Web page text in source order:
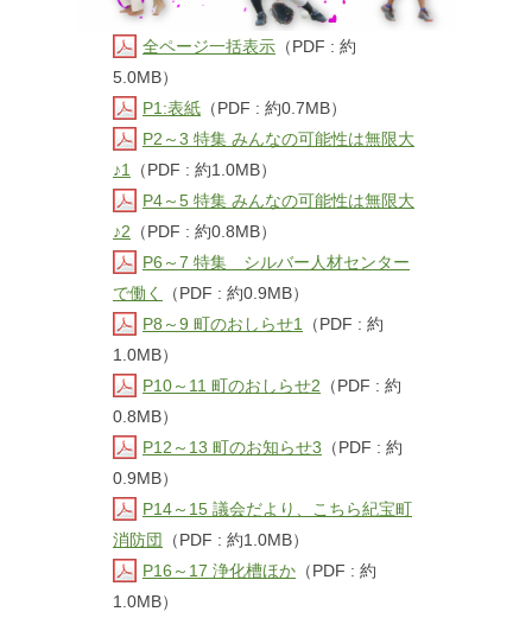
全ページ一括表示 （PDF : 約
5.0MB）
P1:表紙 （PDF : 約0.7MB）
P2～3 特集 みんなの可能性は無限大
♪1 （PDF : 約1.0MB）
P4～5 特集 みんなの可能性は無限大
♪2 （PDF : 約0.8MB）
P6～7 特集 シルバー人材センター
で働く
（PDF : 約0.9MB）
P8～9 町のおしらせ1 （PDF : 約
1.0MB）
P10～11 町のおしらせ2 （PDF : 約
0.8MB）
P12～13 町のお知らせ3 （PDF : 約
0.9MB）
P14～15 議会だより、こちら紀宝町
消防団
（PDF : 約1.0MB）
P16～17 浄化槽ほか （PDF : 約
1.0MB）